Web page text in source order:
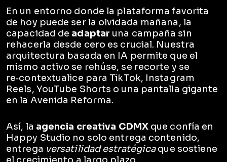
En un entorno donde la plataforma favorita
de hoy puede ser la olvidada mañana, la
capacidad de adaptar una campaña sin
rehacerla desde cero es crucial. Nuestra
arquitectura basada en IA permite que el
mismo activo se rehúse, se recorte y se
re‑contextualice para TikTok, Instagram
Reels, YouTube Shorts o una pantalla gigante
en la Avenida Reforma.
Así, la agencia creativa CDMXque confía en
Happy Studio no solo entrega contenido,
entrega versatilidad estratégicaque sostiene